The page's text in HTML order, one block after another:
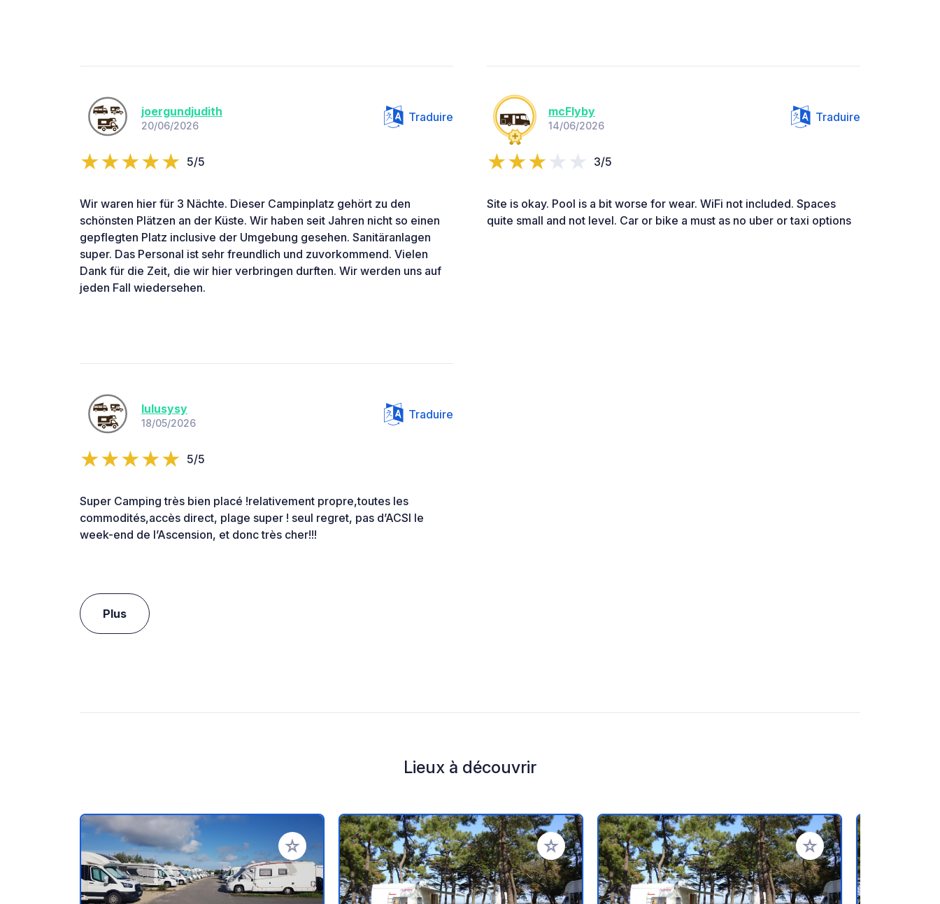
joergundjudith
20/06/2026
Traduire
5/5
Wir waren hier für 3 Nächte. Dieser Campinplatz gehört zu den
schönsten Plätzen an der Küste. Wir haben seit Jahren nicht so einen
gepflegten Platz inclusive der Umgebung gesehen. Sanitäranlagen
super. Das Personal ist sehr freundlich und zuvorkommend. Vielen
Dank für die Zeit, die wir hier verbringen durften. Wir werden uns auf
jeden Fall wiedersehen.
mcFlyby
14/06/2026
Traduire
3/5
Site is okay. Pool is a bit worse for wear. WiFi not included. Spaces
quite small and not level. Car or bike a must as no uber or taxi options
lulusysy
18/05/2026
Traduire
5/5
Super Camping très bien placé !relativement propre,toutes les
commodités,accès direct, plage super ! seul regret, pas d’ACSI le
week-end de l’Ascension, et donc très cher!!!
Plus
Lieux à découvrir
Ajouter à vos favoris Ajouter à vos favoris Ajouter à vos favoris